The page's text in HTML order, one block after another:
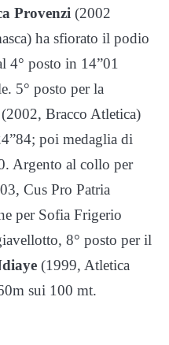
Provenzi (2002
ha sfiorato il podio
4° posto in 14”01
5° posto per la
(2002, Bracco Atletica)
poi medaglia di
Argento al collo per
Cus Pro Patria
per Sofia Frigerio
8° posto per il
(1999, Atletica
sui 100 mt.